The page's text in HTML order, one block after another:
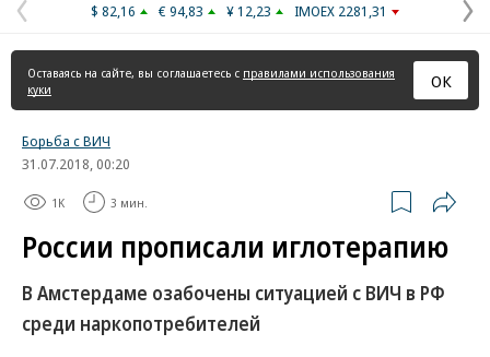
Предыдущая
страница
$ 82,16 € 94,83 ¥ 12,23 IMOEX 2281,31
Оставаясь на сайте, вы соглашаетесь с правилами использования
куки
ОК
Борьба с ВИЧ
31.07.2018, 00:20
1K 3 мин.
России прописали иглотерапию
В Амстердаме озабочены ситуацией с ВИЧ в РФ
среди наркопотребителей